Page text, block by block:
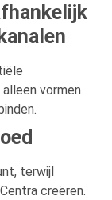
vormen
terwijl
creëren.